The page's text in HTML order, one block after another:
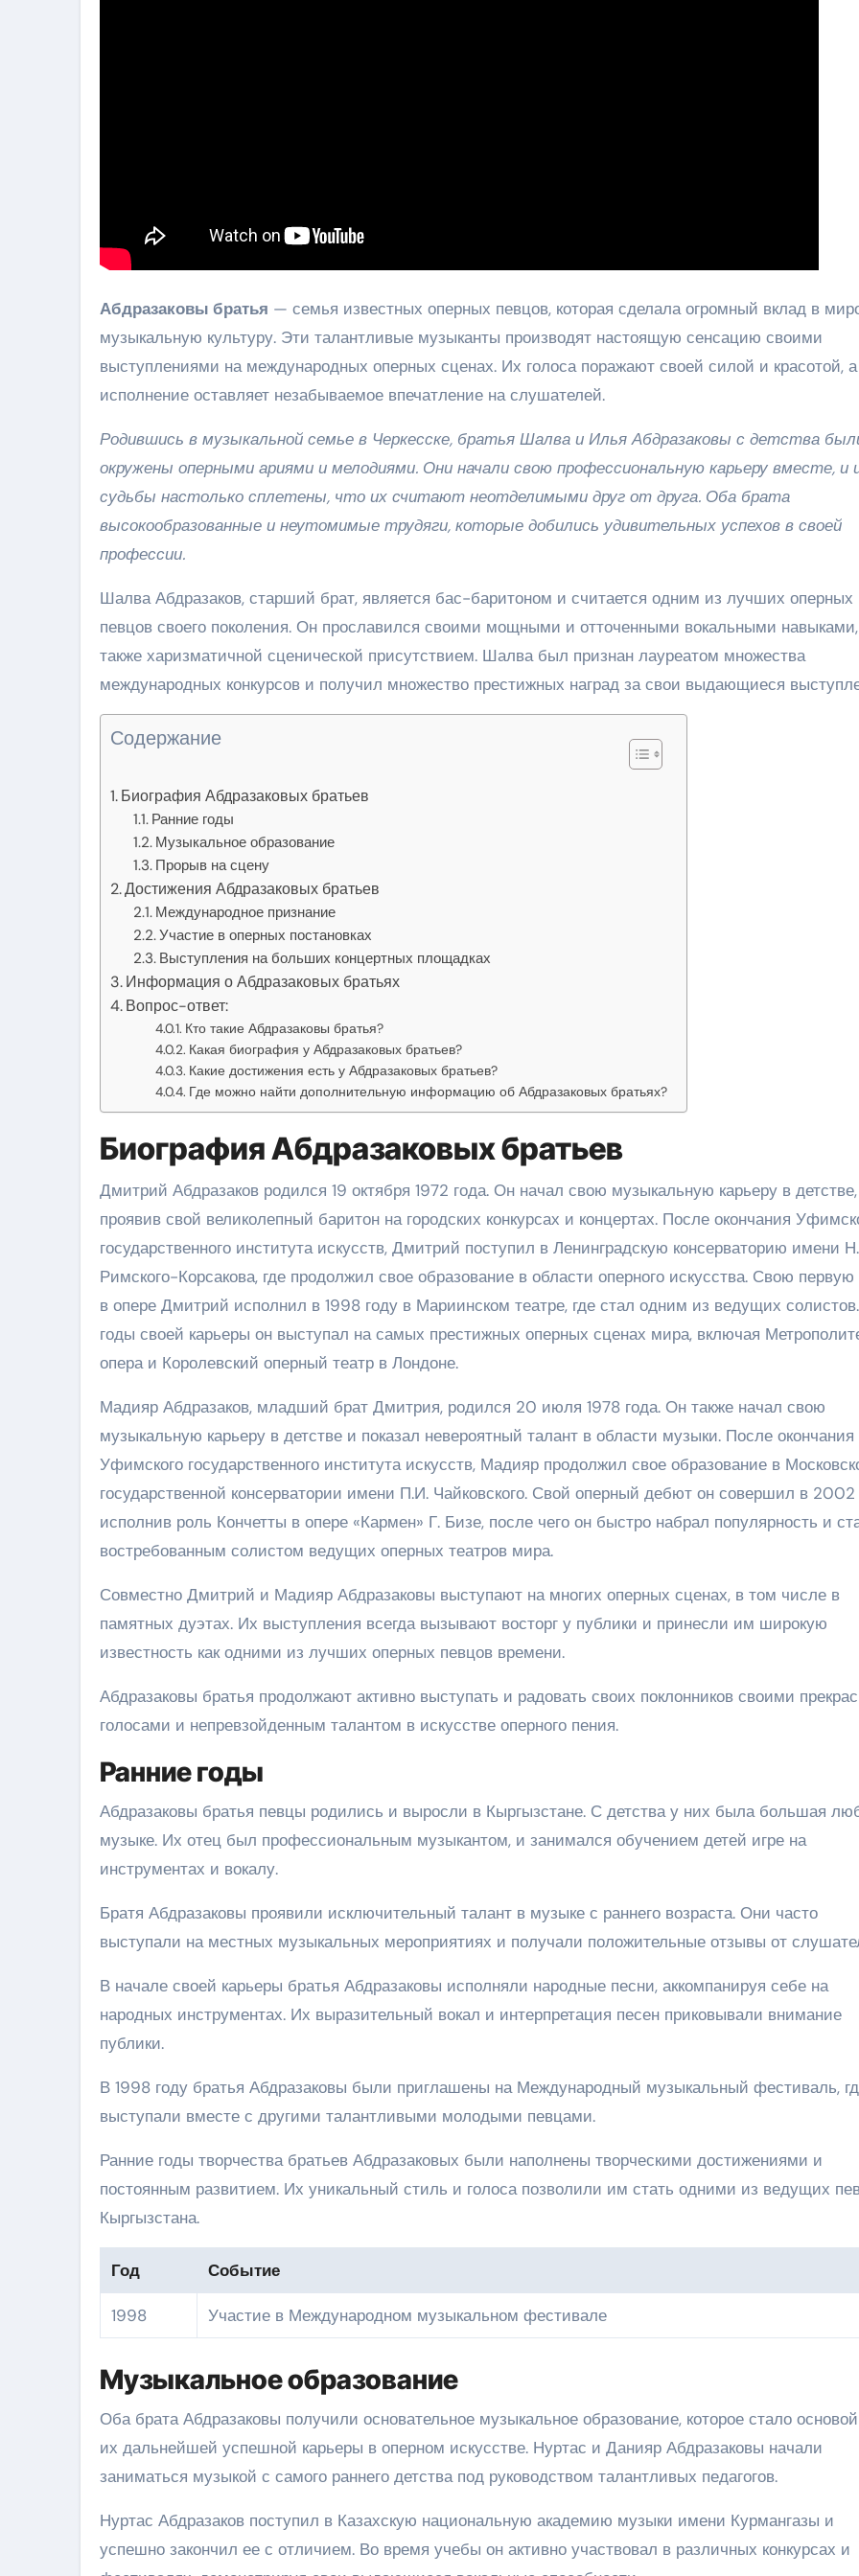
Абдразаковы братья — семья известных оперных певцов, которая сделала огромный вклад в
музыкальную культуру. Эти талантливые музыканты производят настоящую сенсацию своими
выступлениями на международных оперных сценах. Их голоса поражают своей силой и красотой,
исполнение оставляет незабываемое впечатление на слушателей.
Родившись в музыкальной семье в Черкесске, братья Шалва и Илья Абдразаковы с детства
окружены оперными ариями и мелодиями. Они начали свою профессиональную карьеру вместе, и
судьбы настолько сплетены, что их считают неотделимыми друг от друга. Оба брата
высокообразованные и неутомимые трудяги, которые добились удивительных успехов в своей
профессии.
Шалва Абдразаков, старший брат, является бас-баритоном и считается одним из лучших оперных
певцов своего поколения. Он прославился своими мощными и отточенными вокальными
также харизматичной сценической присутствием. Шалва был признан лауреатом множества
международных конкурсов и получил множество престижных наград за свои выдающиеся
Содержание
Биография Абдразаковых братьев
Ранние годы
Музыкальное образование
Прорыв на сцену
Достижения Абдразаковых братьев
Международное признание
Участие в оперных постановках
Выступления на больших концертных площадках
Информация о Абдразаковых братьях
Вопрос-ответ:
Кто такие Абдразаковы братья?
Какая биография у Абдразаковых братьев?
Какие достижения есть у Абдразаковых братьев?
Где можно найти дополнительную информацию об Абдразаковых братьях?
Биография Абдразаковых братьев
Дмитрий Абдразаков родился 19 октября 1972 года. Он начал свою музыкальную карьеру в детстве,
проявив свой великолепный баритон на городских конкурсах и концертах. После окончания
государственного института искусств, Дмитрий поступил в Ленинградскую консерваторию имени
Римского-Корсакова, где продолжил свое образование в области оперного искусства. Свою первую
в опере Дмитрий исполнил в 1998 году в Мариинском театре, где стал одним из ведущих
годы своей карьеры он выступал на самых престижных оперных сценах мира, включая
опера и Королевский оперный театр в Лондоне.
Мадияр Абдразаков, младший брат Дмитрия, родился 20 июля 1978 года. Он также начал свою
музыкальную карьеру в детстве и показал невероятный талант в области музыки. После окончания
Уфимского государственного института искусств, Мадияр продолжил свое образование в
государственной консерватории имени П.И. Чайковского. Свой оперный дебют он совершил в 2002
исполнив роль Кончетты в опере «Кармен» Г. Бизе, после чего он быстро набрал популярность и
востребованным солистом ведущих оперных театров мира.
Совместно Дмитрий и Мадияр Абдразаковы выступают на многих оперных сценах, в том числе в
памятных дуэтах. Их выступления всегда вызывают восторг у публики и принесли им широкую
известность как одними из лучших оперных певцов времени.
Абдразаковы братья продолжают активно выступать и радовать своих поклонников своими
голосами и непревзойденным талантом в искусстве оперного пения.
Ранние годы
Абдразаковы братья певцы родились и выросли в Кыргызстане. С детства у них была большая
музыке. Их отец был профессиональным музыкантом, и занимался обучением детей игре на
инструментах и вокалу.
Братя Абдразаковы проявили исключительный талант в музыке с раннего возраста. Они часто
выступали на местных музыкальных мероприятиях и получали положительные отзывы от
В начале своей карьеры братья Абдразаковы исполняли народные песни, аккомпанируя себе на
народных инструментах. Их выразительный вокал и интерпретация песен приковывали внимание
публики.
В 1998 году братья Абдразаковы были приглашены на Международный музыкальный фестиваль,
выступали вместе с другими талантливыми молодыми певцами.
Ранние годы творчества братьев Абдразаковых были наполнены творческими достижениями и
постоянным развитием. Их уникальный стиль и голоса позволили им стать одними из ведущих
Кыргызстана.
Год Событие
1998 Участие в Международном музыкальном фестивале
Музыкальное образование
Оба брата Абдразаковы получили основательное музыкальное образование, которое стало
их дальнейшей успешной карьеры в оперном искусстве. Нуртас и Данияр Абдразаковы начали
заниматься музыкой с самого раннего детства под руководством талантливых педагогов.
Нуртас Абдразаков поступил в Казахскую национальную академию музыки имени Курмангазы и
успешно закончил ее с отличием. Во время учебы он активно участвовал в различных конкурсах и